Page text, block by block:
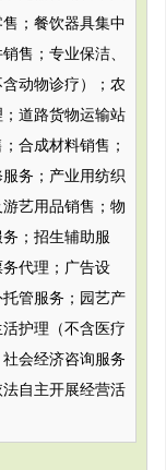
；餐饮器具集中
售；专业保洁、
动物诊疗）；农
道路货物运输站
合成材料销售；
务；产业用纺织
艺用品销售；物
；招生辅助服
代理；广告设
管服务；园艺产
护理（不含医疗
会经济咨询服务
法自主开展经营活